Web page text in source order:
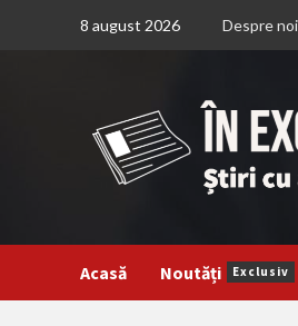
8 august 2026 Despre noi
Acasă Noutăți Exclusiv